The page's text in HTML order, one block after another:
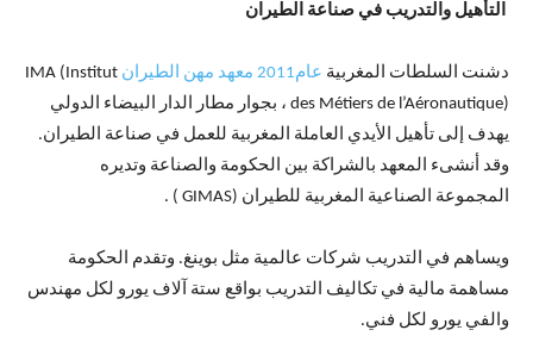
التأهيل والتدريب في صناعة الطيران
دشنت السلطات المغربية عام2011 معهد مهن الطيران
IMA (Institut
des Métiers de l’Aéronautique) ، بجوار مطار الدار البيضاء الدولي
يهدف إلى تأهيل الأيدي العاملة المغربية للعمل في صناعة الطيران.
وقد أنشىء المعهد بالشراكة بين الحكومة والصناعة وتديره
المجموعة الصناعية المغربية للطيران (GIMAS ) .
ويساهم في التدريب شركات عالمية مثل بوينغ. وتقدم الحكومة
مساهمة مالية في تكاليف التدريب بواقع ستة آلاف يورو لكل مهندس
والفي يورو لكل فني.